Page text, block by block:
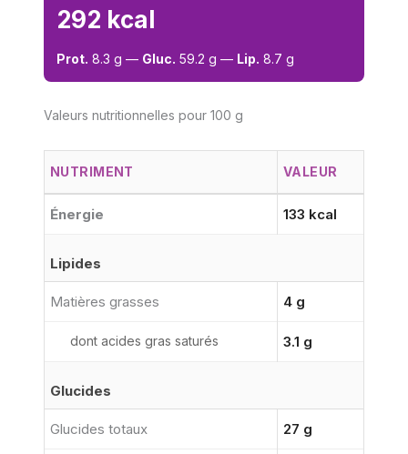
292 kcal
Prot. 8.3 g — Gluc. 59.2 g — Lip. 8.7 g
Valeurs nutritionnelles pour 100 g
NUTRIMENT VALEUR
Énergie 133 kcal
Lipides
Matières grasses 4 g
dont acides gras saturés 3.1 g
Glucides
Glucides totaux 27 g